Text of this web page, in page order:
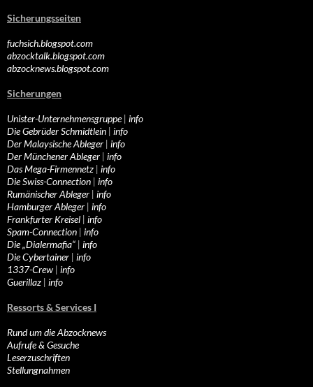
Sicherungsseiten
fuchsich.blogspot.com
abzocktalk.blogspot.com
abzocknews.blogspot.com
Sicherungen
Unister-Unternehmensgruppe| info
Die Gebrüder Schmidtlein | info
Der Malaysische Ableger | info
Der Münchener Ableger | info
Das Mega-Firmennetz | info
Die Swiss-Connection | info
Rumänischer Ableger | info
Hamburger Ableger | info
Frankfurter Kreisel | info
Spam-Connection | info
Die „Dialermafia“ | info
Die Cybertainer | info
1337-Crew | info
Guerillaz | info
Ressorts & Services I
Rund um die Abzocknews
Aufrufe & Gesuche
Leserzuschriften
Stellungnahmen